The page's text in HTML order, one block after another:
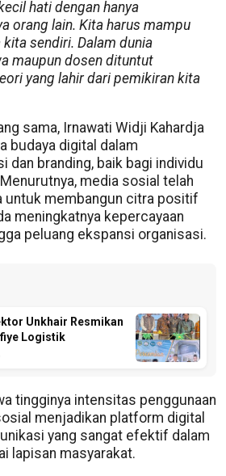
hati dengan hanya
orang lain. Kita harus mampu
sendiri. Dalam dunia
maupun dosen dituntut
yang lahir dari pemikiran kita
sama, Irnawati Widji Kahardja
budaya digital dalam
dan branding, baik bagi individu
media sosial telah
untuk membangun citra positif
meningkatnya kepercayaan
peluang ekspansi organisasi.
Unkhair Resmikan
Logistik
tingginya intensitas penggunaan
menjadikan platform digital
yang sangat efektif dalam
lapisan masyarakat.